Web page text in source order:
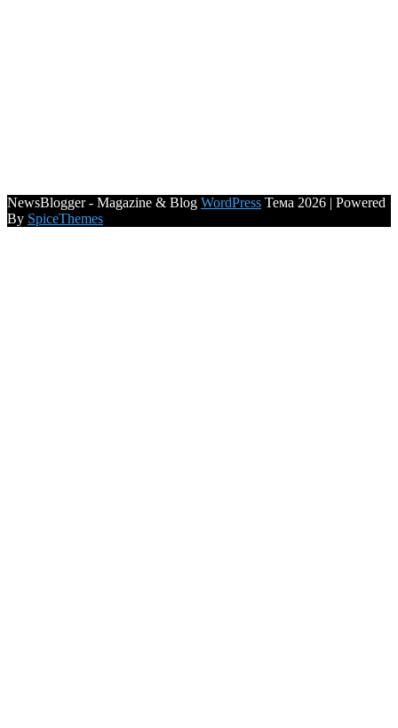
NewsBlogger - Magazine & Blog WordPress Тема 2026 | Powered
By SpiceThemes